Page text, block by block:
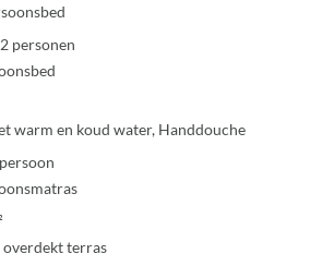
personen
warm en koud water, Handdouche
overdekt terras